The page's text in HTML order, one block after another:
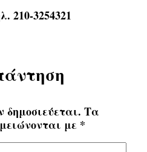
3254321
δημοσιεύεται. Τα
με *